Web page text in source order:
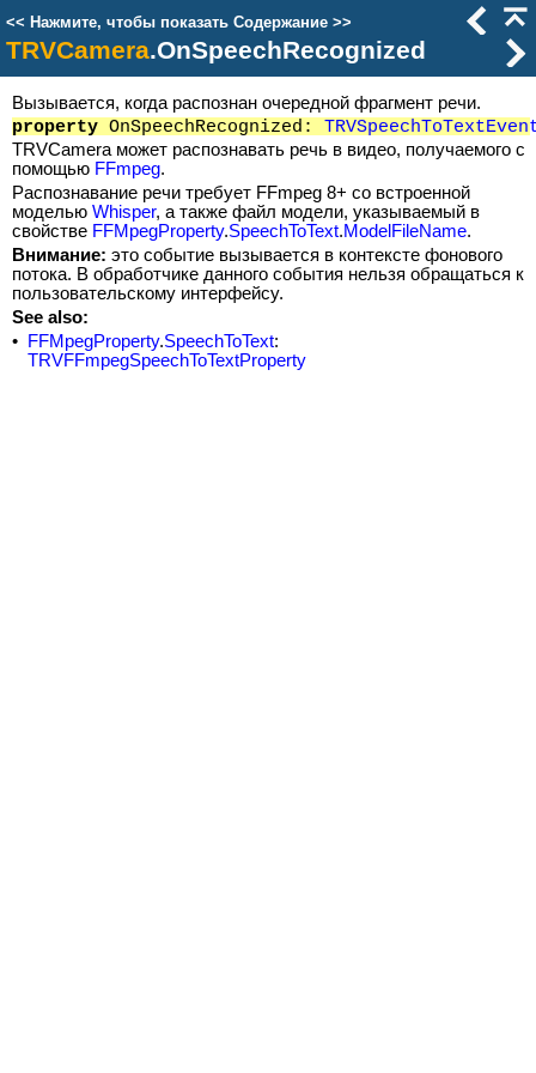
<< Нажмите, чтобы показать Содержание >>
TRVCamera.OnSpeechRecognized
Вызывается, когда распознан очередной фрагмент речи.
property OnSpeechRecognized:
TRVCamera может распознавать речь в видео, получаемого с
помощью FFmpeg.
Распознавание речи требует FFmpeg 8+ со встроенной
моделью Whisper, а также файл модели, указываемый в
свойстве FFMpegProperty.SpeechToText.ModelFileName.
Внимание: это событие вызывается в контексте фонового
потока. В обработчике данного события нельзя обращаться к
пользовательскому интерфейсу.
See also:
•
FFMpegProperty.SpeechToText:
TRVFFmpegSpeechToTextProperty